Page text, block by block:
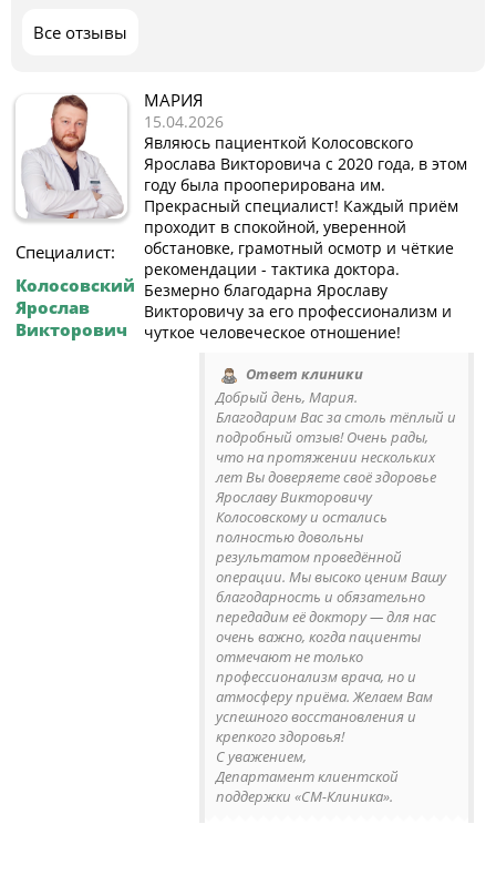
Все отзывы
Специалист:
Колосовский
Ярослав
Викторович
МАРИЯ
15.04.2026
Являюсь пациенткой Колосовского
Ярослава Викторовича с 2020 года, в этом
году была прооперирована им.
Прекрасный специалист! Каждый приём
проходит в спокойной, уверенной
обстановке, грамотный осмотр и чёткие
рекомендации - тактика доктора.
Безмерно благодарна Ярославу
Викторовичу за его профессионализм и
чуткое человеческое отношение!
Ответ клиники
Добрый день, Мария.
Благодарим Вас за столь тёплый и
подробный отзыв! Очень рады,
что на протяжении нескольких
лет Вы доверяете своё здоровье
Ярославу Викторовичу
Колосовскому и остались
полностью довольны
результатом проведённой
операции. Мы высоко ценим Вашу
благодарность и обязательно
передадим её доктору — для нас
очень важно, когда пациенты
отмечают не только
профессионализм врача, но и
атмосферу приёма. Желаем Вам
успешного восстановления и
крепкого здоровья!
С уважением,
Департамент клиентской
поддержки «СМ-Клиника».